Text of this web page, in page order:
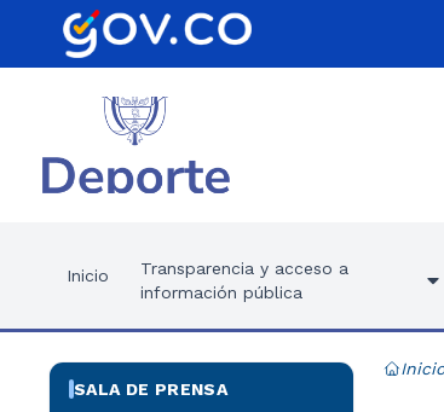
Inicio
Transparencia y acceso a
información pública
SALA DE PRENSA
Inicio